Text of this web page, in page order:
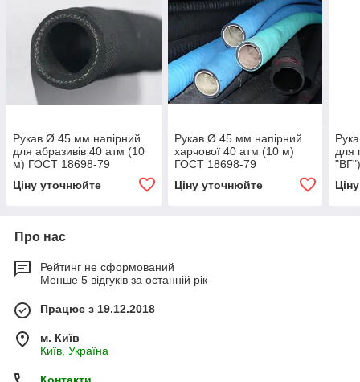
Рукав Ø 45 мм напірний
для абразивів 40 атм (10
м) ГОСТ 18698-79
Ціну уточнюйте
Рукав Ø 45 мм напірний
харчової 40 атм (10 м)
ГОСТ 18698-79
Ціну уточнюйте
для
Про нас
Рейтинг не сформований
Менше 5 відгуків за останній рік
Працює з 19.12.2018
м. Київ
Київ, Україна